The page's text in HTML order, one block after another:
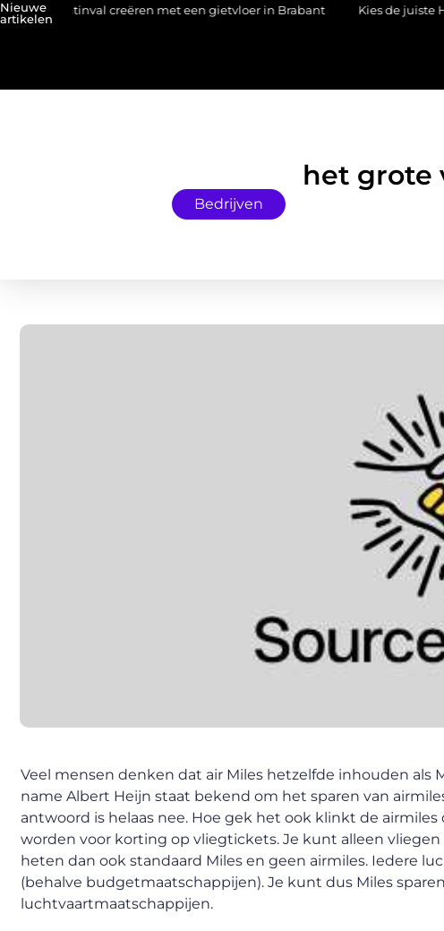
Nieuwe
artikelen
lichtinval creëren met een gietvloer in Brabant Kies de juiste HP
het grote
Bedrijven
Veel mensen denken dat air Miles hetzelfde inhouden als
name Albert Heijn staat bekend om het sparen van
antwoord is helaas nee. Hoe gek het ook klinkt de
worden voor korting op vliegtickets. Je kunt alleen
heten dan ook standaard Miles en geen airmiles. Iedere
(behalve budgetmaatschappijen). Je kunt dus Miles
luchtvaartmaatschappijen.